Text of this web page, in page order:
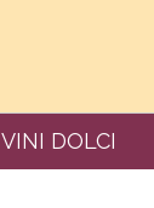
VINI DOLCI